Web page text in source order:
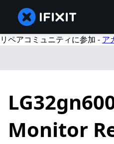
リペアコミュニティに参加 - ア
Monitor